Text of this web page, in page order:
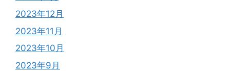
2023年12月
2023年11月
2023年10月
2023年9月